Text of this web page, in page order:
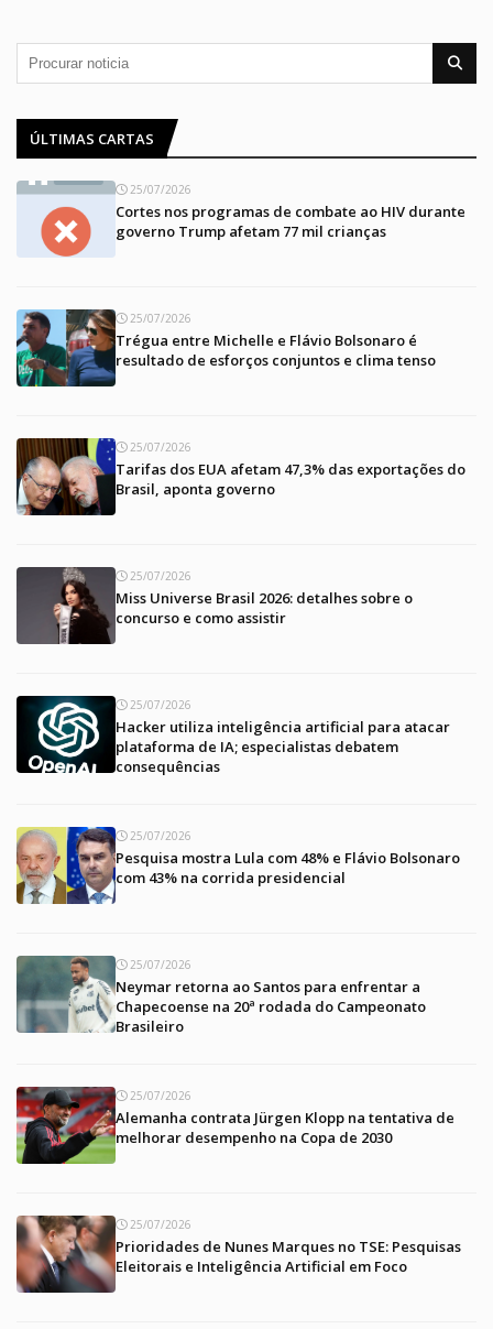
ÚLTIMAS CARTAS
25/07/2026
Cortes nos programas de combate ao HIV durante
governo Trump afetam 77 mil crianças
25/07/2026
Trégua entre Michelle e Flávio Bolsonaro é
resultado de esforços conjuntos e clima tenso
25/07/2026
Tarifas dos EUA afetam 47,3% das exportações do
Brasil, aponta governo
25/07/2026
Miss Universe Brasil 2026: detalhes sobre o
concurso e como assistir
25/07/2026
Hacker utiliza inteligência artificial para atacar
plataforma de IA; especialistas debatem
consequências
25/07/2026
Pesquisa mostra Lula com 48% e Flávio Bolsonaro
com 43% na corrida presidencial
25/07/2026
Neymar retorna ao Santos para enfrentar a
Chapecoense na 20ª rodada do Campeonato
Brasileiro
25/07/2026
Alemanha contrata Jürgen Klopp na tentativa de
melhorar desempenho na Copa de 2030
25/07/2026
Prioridades de Nunes Marques no TSE: Pesquisas
Eleitorais e Inteligência Artificial em Foco